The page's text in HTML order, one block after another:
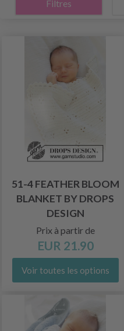
Filtres
51-4 FEATHER BLOOM
BLANKET BY DROPS
DESIGN
Prix à partir de
EUR 21.90
Voir toutes les options